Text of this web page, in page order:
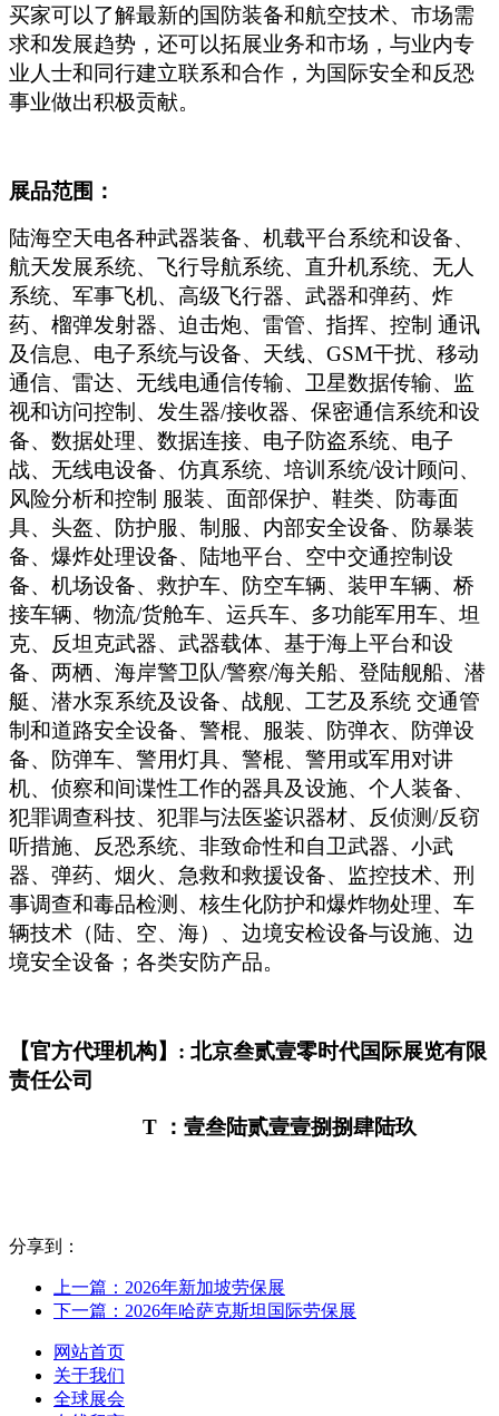
买家可以了解最新的国防装备和航空技术、市场需
求和发展趋势，还可以拓展业务和市场，与业内专
业人士和同行建立联系和合作，为国际安全和反恐
事业做出积极贡献。
展品范围：
陆海空天电各种武器装备、机载平台系统和设备、
航天发展系统、飞行导航系统、直升机系统、无人
系统、军事飞机、高级飞行器、武器和弹药、炸
药、榴弹发射器、迫击炮、雷管、指挥、控制 通讯
及信息、电子系统与设备、天线、GSM干扰、移动
通信、雷达、无线电通信传输、卫星数据传输、监
视和访问控制、发生器/接收器、保密通信系统和设
备、数据处理、数据连接、电子防盗系统、电子
战、无线电设备、仿真系统、培训系统/设计顾问、
风险分析和控制 服装、面部保护、鞋类、防毒面
具、头盔、防护服、制服、内部安全设备、防暴装
备、爆炸处理设备、陆地平台、空中交通控制设
备、机场设备、救护车、防空车辆、装甲车辆、桥
接车辆、物流/货舱车、运兵车、多功能军用车、坦
克、反坦克武器、武器载体、基于海上平台和设
备、两栖、海岸警卫队/警察/海关船、登陆舰船、潜
艇、潜水泵系统及设备、战舰、工艺及系统 交通管
制和道路安全设备、警棍、服装、防弹衣、防弹设
备、防弹车、警用灯具、警棍、警用或军用对讲
机、侦察和间谍性工作的器具及设施、个人装备、
犯罪调查科技、犯罪与法医鉴识器材、反侦测/反窃
听措施、反恐系统、非致命性和自卫武器、小武
器、弹药、烟火、急救和救援设备、监控技术、刑
事调查和毒品检测、核生化防护和爆炸物处理、车
辆技术（陆、空、海）、边境安检设备与设施、边
境安全设备；各类安防产品。
【官方代理机构】: 北京叁贰壹零时代国际展览有限
责任公司
T
：壹叁陆贰壹壹捌捌肆陆玖
分享到：
上一篇：2026年新加坡劳保展
下一篇：2026年哈萨克斯坦国际劳保展
网站首页
关于我们
全球展会